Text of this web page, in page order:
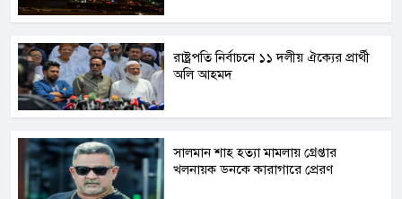
রাষ্ট্রপতি নির্বাচনে ১১ দলীয় ঐক্যের প্রার্থী
অলি আহমদ
সালমান শাহ হত্যা মামলায় গ্রেপ্তার
খলনায়ক ডনকে কারাগারে প্রেরণ